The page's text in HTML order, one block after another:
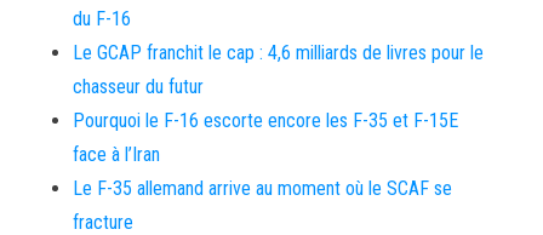
du F-16
Le GCAP franchit le cap : 4,6 milliards de livres pour le
chasseur du futur
Pourquoi le F-16 escorte encore les F-35 et F-15E
face à l’Iran
Le F-35 allemand arrive au moment où le SCAF se
fracture